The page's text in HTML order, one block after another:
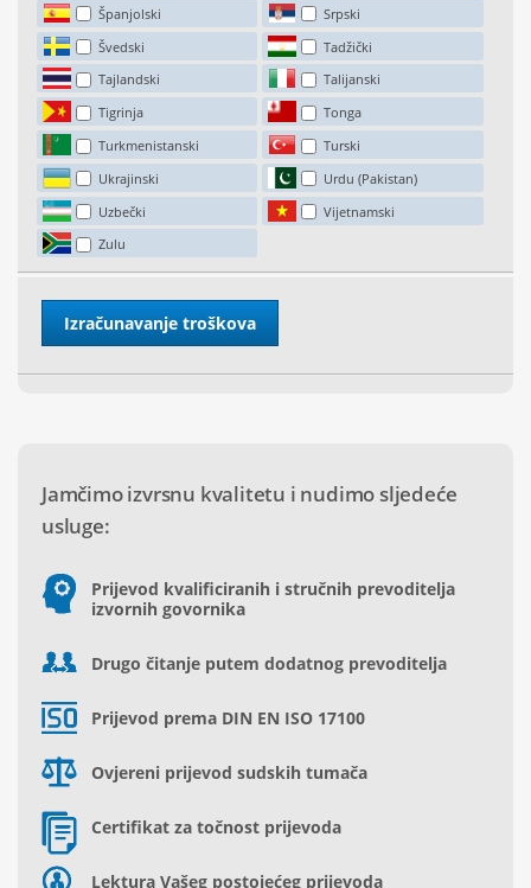
Španjolski
Srpski
Švedski
Tadžički
Tajlandski
Talijanski
Tigrinja
Tonga
Turkmenistanski
Turski
Ukrajinski
Urdu (Pakistan)
Uzbečki
Vijetnamski
Zulu
Jamčimo izvrsnu kvalitetu i nudimo sljedeće
usluge:
Prijevod kvalificiranih i stručnih prevoditelja
izvornih govornika
Drugo čitanje putem dodatnog prevoditelja
Prijevod prema DIN EN ISO 17100
Ovjereni prijevod sudskih tumača
Certifikat za točnost prijevoda
Lektura Vašeg postojećeg prijevoda